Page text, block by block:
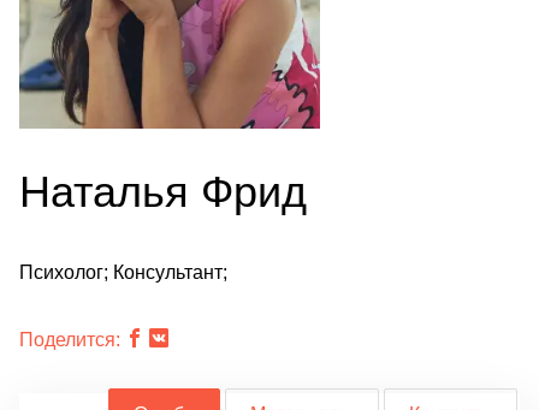
Наталья Фрид
Психолог; Консультант;
Поделится: